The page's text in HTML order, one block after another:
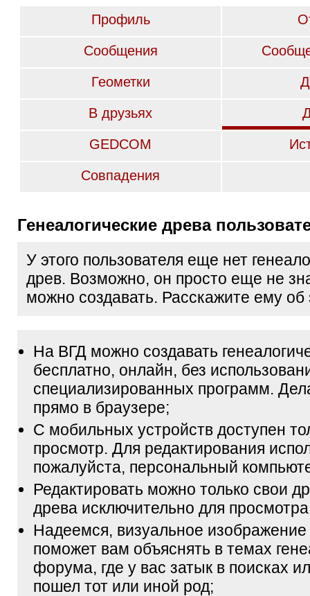
Профиль
Сообщения
Геометки
В друзьях
GEDCOM
Совпадения
Генеалогические древа
У этого пользователя еще нет
древ. Возможно, он просто еще не
можно создавать. Расскажите ему об
На ВГД можно создавать
бесплатно, онлайн, без
специализированных программ.
прямо в браузере;
С мобильных устройств доступен
просмотр. Для редактирования
пожалуйста, персональный
Редактировать можно только свои
древа исключительно для
Надеемся, визуальное
поможет вам объяснять в темах
форума, где у вас затык в поисках
пошел тот или иной род;